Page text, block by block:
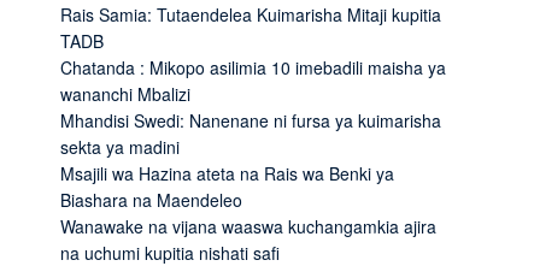
Rais Samia: Tutaendelea Kuimarisha Mitaji kupitia
TADB
Chatanda : Mikopo asilimia 10 imebadili maisha ya
wananchi Mbalizi
Mhandisi Swedi: Nanenane ni fursa ya kuimarisha
sekta ya madini
Msajili wa Hazina ateta na Rais wa Benki ya
Biashara na Maendeleo
Wanawake na vijana waaswa kuchangamkia ajira
na uchumi kupitia nishati safi